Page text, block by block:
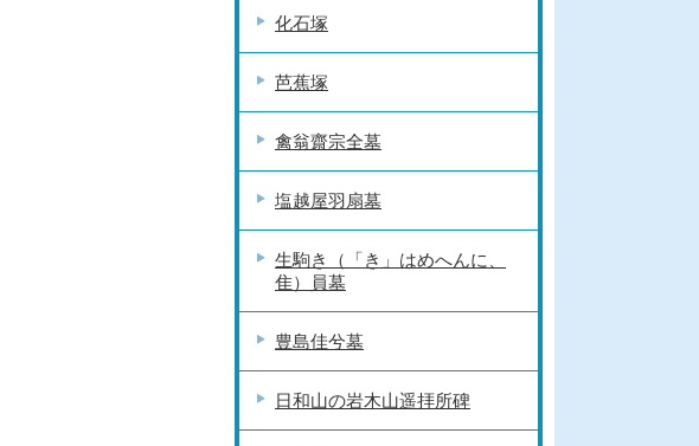
化石塚
芭蕉塚
禽翁齋宗全墓
塩越屋羽扇墓
生駒き（「き」はめへんに、
隹）員墓
豊島佳兮墓
日和山の岩木山遥拝所碑